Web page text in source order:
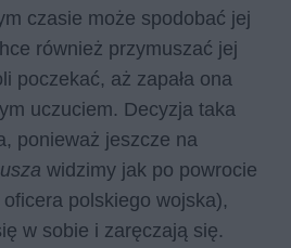
czasie może spodobać jej
również przymuszać jej
poczekać, aż zapała ona
uczuciem. Decyzja taka
ponieważ jeszcze na
widzimy jak po powrocie
polskiego wojska),
w sobie i zaręczają się.